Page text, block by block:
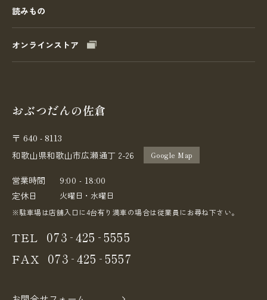
読みもの
オンラインストア
おぶつだんの佐倉
〒 640 - 8113
和歌山県和歌山市広瀬通丁 2-26 Google Map
営業時間
9:00 - 18:00
定休日
火曜日・水曜日
※駐車場は店舗入口に4台有り満車の場合は従業員にお尋ね下さい。
TEL 073 -425 - 5555
FAX 073 -425 - 5557